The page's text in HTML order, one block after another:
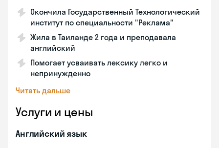
Окончила Государственный Технологический
институт по специальности "Реклама"
Жила в Таиланде 2 года и преподавала
английский
Помогает усваивать лексику легко и
непринужденно
Читать дальше
Услуги и цены
Английский язык